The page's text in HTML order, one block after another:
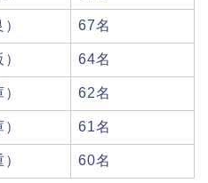
67名
64名
62名
61名
60名